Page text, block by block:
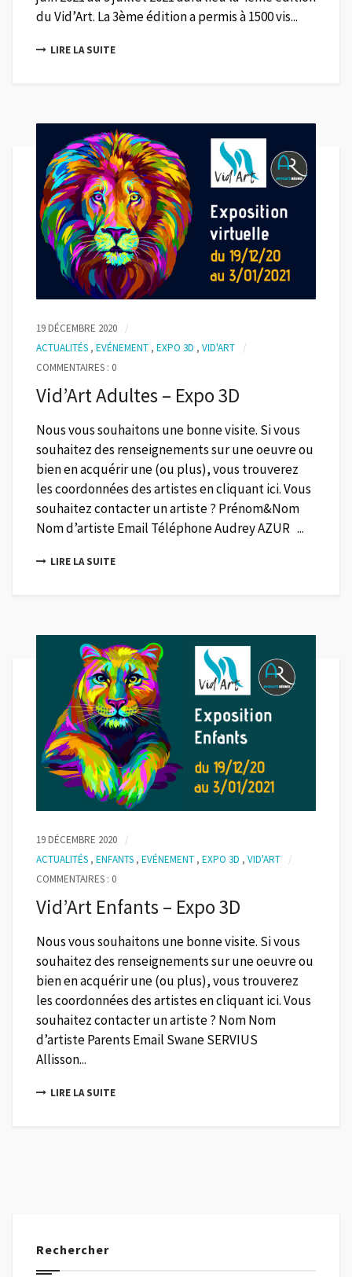
du Vid’Art. La 3ème édition a permis à 1500 vis...
LIRE LA SUITE
19 DÉCEMBRE 2020
ACTUALITÉS , EVÉNEMENT , EXPO 3D , VID'ART
COMMENTAIRES : 0
Vid’Art Adultes – Expo 3D
Nous vous souhaitons une bonne visite. Si vous
souhaitez des renseignements sur une oeuvre ou
bien en acquérir une (ou plus), vous trouverez
les coordonnées des artistes en cliquant ici. Vous
souhaitez contacter un artiste ? Prénom&Nom
Nom d’artiste Email Téléphone Audrey AZUR ...
LIRE LA SUITE
19 DÉCEMBRE 2020
ACTUALITÉS , ENFANTS , EVÉNEMENT , EXPO 3D , VID'ART
COMMENTAIRES : 0
Vid’Art Enfants – Expo 3D
Nous vous souhaitons une bonne visite. Si vous
souhaitez des renseignements sur une oeuvre ou
bien en acquérir une (ou plus), vous trouverez
les coordonnées des artistes en cliquant ici. Vous
souhaitez contacter un artiste ? Nom Nom
d’artiste Parents Email Swane SERVIUS
Allisson...
LIRE LA SUITE
Rechercher